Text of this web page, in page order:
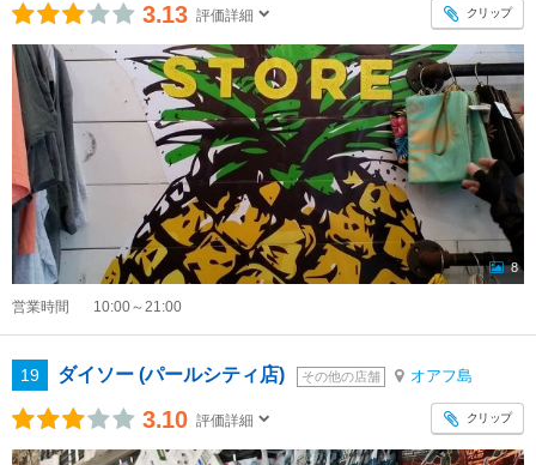
3.13 評価詳細 クリップ
8
営業時間 10:00～21:00
19 ダイソー (パールシティ店) その他の店舗 オアフ島
3.10 評価詳細 クリップ